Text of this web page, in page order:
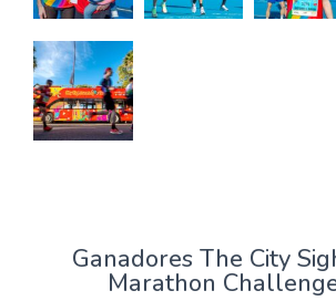
Ganadores The City
Marathon